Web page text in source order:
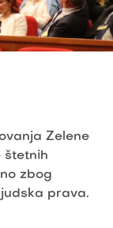
Zelene
štetnih
zbog
prava.